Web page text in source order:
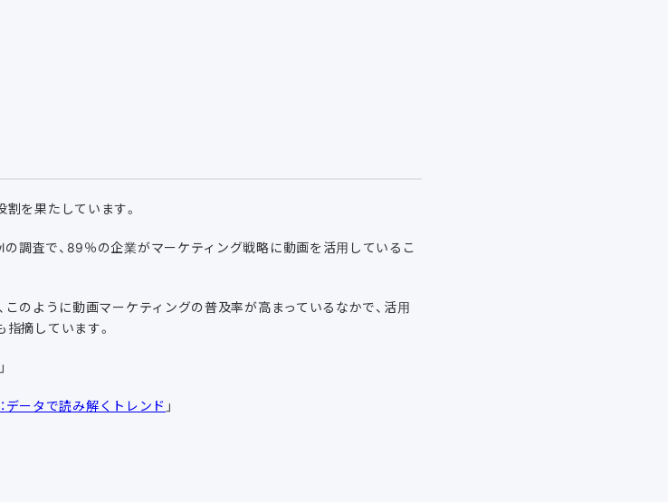
を果たしています。
調査で、89％の企業がマーケティング戦略に動画を活用しているこ
のように動画マーケティングの普及率が高まっているなかで、活用
摘しています。
」
データで読み解くトレンド 」